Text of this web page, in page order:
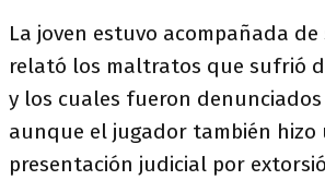
La joven estuvo acompañada
relató los maltratos que sufrió
y los cuales fueron
aunque el jugador también hizo
presentación judicial por